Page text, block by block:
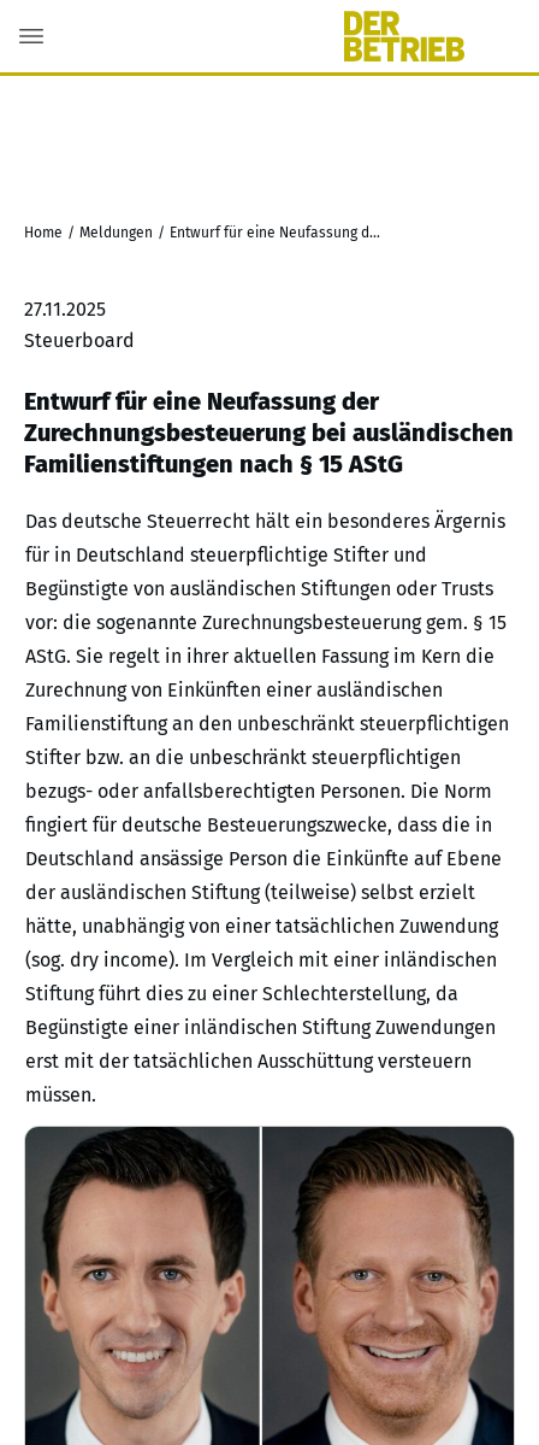
Home / Meldungen / Entwurf für eine Neufassung der Zurechnungsbesteuerung bei ausländischen Familienstiftungen nach § 15 AStG
27.11.2025
Steuerboard
Entwurf für eine Neufassung der
Zurechnungsbesteuerung bei ausländischen
Familienstiftungen nach § 15 AStG
Das deutsche Steuerrecht hält ein besonderes Ärgernis
für in Deutschland steuerpflichtige Stifter und
Begünstigte von ausländischen Stiftungen oder Trusts
vor: die sogenannte Zurechnungsbesteuerung gem. § 15
AStG. Sie regelt in ihrer aktuellen Fassung im Kern die
Zurechnung von Einkünften einer ausländischen
Familienstiftung an den unbeschränkt steuerpflichtigen
Stifter bzw. an die unbeschränkt steuerpflichtigen
bezugs- oder anfallsberechtigten Personen. Die Norm
fingiert für deutsche Besteuerungszwecke, dass die in
Deutschland ansässige Person die Einkünfte auf Ebene
der ausländischen Stiftung (teilweise) selbst erzielt
hätte, unabhängig von einer tatsächlichen Zuwendung
(sog. dry income). Im Vergleich mit einer inländischen
Stiftung führt dies zu einer Schlechterstellung, da
Begünstigte einer inländischen Stiftung Zuwendungen
erst mit der tatsächlichen Ausschüttung versteuern
müssen.